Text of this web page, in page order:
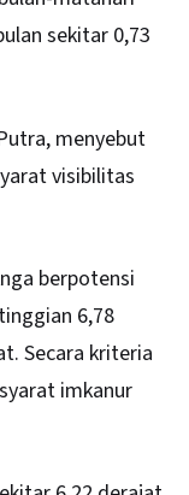
sekitar 0,73
menyebut
visibilitas
berpotensi
6,78
Secara kriteria
imkanur